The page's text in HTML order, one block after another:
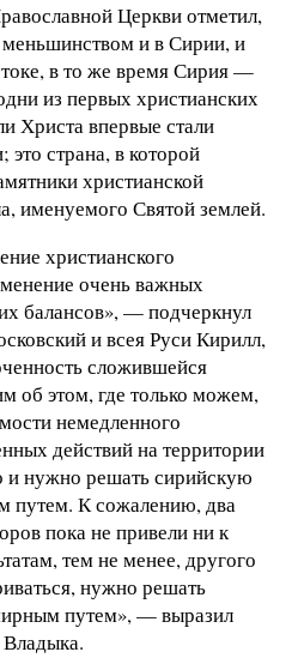
Церкви отметил,
меньшинством и в Сирии, и
в то же время Сирия —
из первых христианских
Христа впервые стали
это страна, в которой
христианской
именуемого Святой землей.
христианского
очень важных
балансов», — подчеркнул
и всея Руси Кирилл,
сложившейся
об этом, где только можем,
немедленного
действий на территории
нужно решать сирийскую
путем. К сожалению, два
пока не привели ни к
тем не менее, другого
нужно решать
путем», — выразил